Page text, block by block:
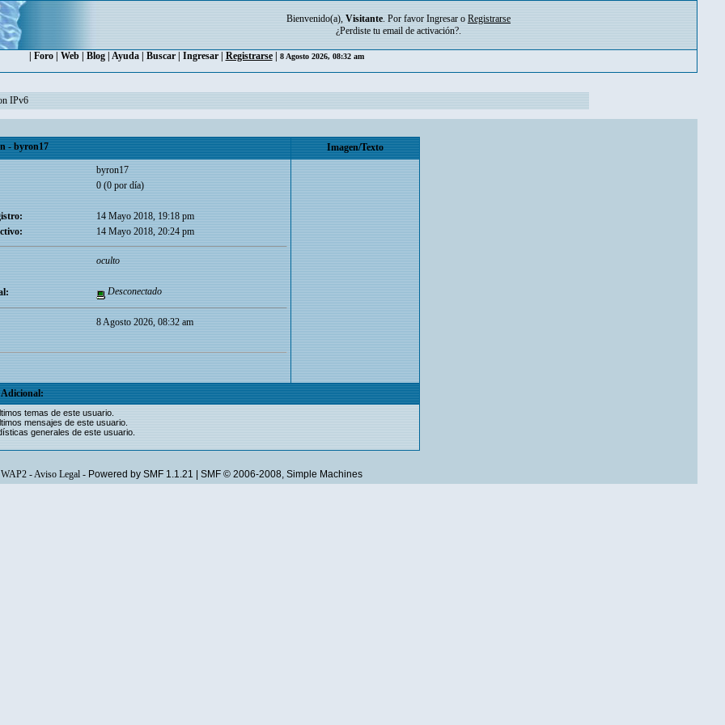
Bienvenido(a), Visitante. Por favor Ingresar o Registrarse
¿Perdiste tu email de activación?.
Foro| Web| Blog| Ayuda| Buscar| Ingresar| Registrarse| 8 Agosto 2026, 08:32 am
IPv6
- byron17
Imagen/Texto
byron17
0 (0 por día)
14 Mayo 2018, 19:18 pm
14 Mayo 2018, 20:24 pm
oculto
Desconectado
8 Agosto 2026, 08:32 am
temas de este usuario.
mensajes de este usuario.
generales de este usuario.
WAP2-Aviso Legal- Powered by SMF 1.1.21 SMF © 2006-2008, Simple Machines